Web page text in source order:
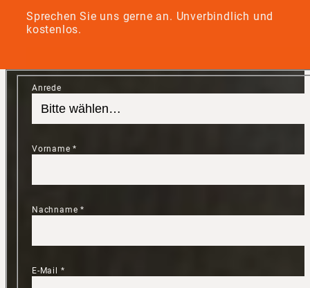
Sprechen Sie uns gerne an. Unverbindlich und
kostenlos.
Anrede
Vorname*
Nachname*
E-Mail *